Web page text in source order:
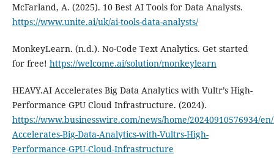
McFarland, A. (2025). 10 Best AI Tools for Data Analysts.
https://www.unite.ai/uk/ai-tools-data-analysts/
MonkeyLearn. (n.d.). No-Code Text Analytics. Get started
for free! https://welcome.ai/solution/monkeylearn
HEAVY.AI Accelerates Big Data Analytics with Vultr’s High-
Performance GPU Cloud Infrastructure. (2024).
https://www.businesswire.com/news/home/20240910576934/en/
Accelerates-Big-Data-Analytics-with-Vultrs-High-
Performance-GPU-Cloud-Infrastructure